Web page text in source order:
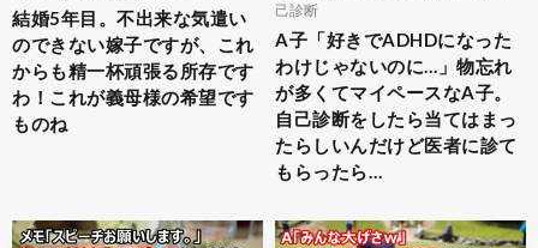
結婚5年目。不出来な気遣い
のできない嫁子ですが、これ
からも精一杯頑張る所存です
わ！これが義母様の希望です
ものね
己診断
A子「好きでADHDになった
わけじゃないのに…」物忘れ
が多くてマイペースなA子。
自己診断をしたら当てはまっ
たらしいんだけど医者に診て
もらったら…